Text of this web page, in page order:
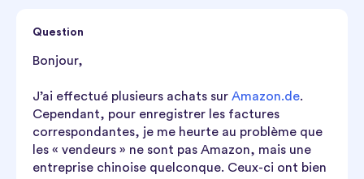
Question
Bonjour,
J’ai effectué plusieurs achats sur Amazon.de.
Cependant, pour enregistrer les factures
correspondantes, je me heurte au problème que
les « vendeurs » ne sont pas Amazon, mais une
entreprise chinoise quelconque. Ceux-ci ont bien